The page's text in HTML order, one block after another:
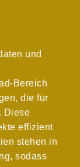
und
Bereich
die für
Diese
effizient
stehen in
sodass